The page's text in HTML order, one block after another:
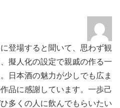
登場すると聞いて、思わず観
擬人化の設定で親戚の作る一
日本酒の魅力が少しでも広ま
品に感謝しています。一歩己
多くの人に飲んでもらいたい